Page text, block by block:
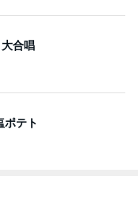
合唱
ポテト